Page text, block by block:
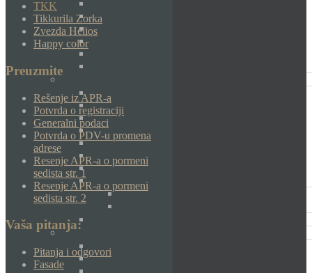
TKK
Tikkurila Zorka
Zvezda Helios
Happy color
Preuzmite
Rešenje iz APR-a
Potvrda o registraciji
Generalni podaci
Potvrda o PDV-u promena
adrese
Resenje APR-a o pormeni
sedista str. 1
Resenje APR-a o pormeni
sedista str. 2
Vaša pitanja:
Pitanja i odgovori
Fasade